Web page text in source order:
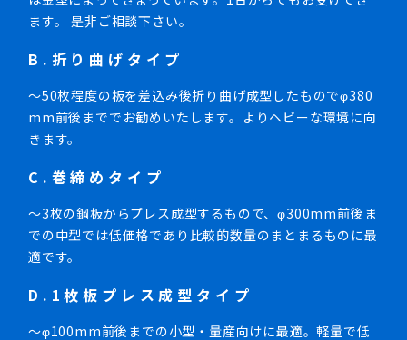
ます。 是非ご相談下さい。
B.折り曲げタイプ
～50枚程度の板を差込み後折り曲げ成型したものでφ380
mm前後まででお勧めいたします。よりヘビーな環境に向
きます。
C.巻締めタイプ
～3枚の鋼板からプレス成型するもので、φ300mm前後ま
での中型では低価格であり比較的数量のまとまるものに最
適です。
D.1枚板プレス成型タイプ
～φ100mm前後までの小型・量産向けに最適。軽量で低